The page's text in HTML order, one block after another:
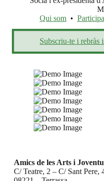
Qui som •
Subscriu-te i rebràs
Amics de les Arts i
C/ Teatre, 2 – C/ Sant Pere,